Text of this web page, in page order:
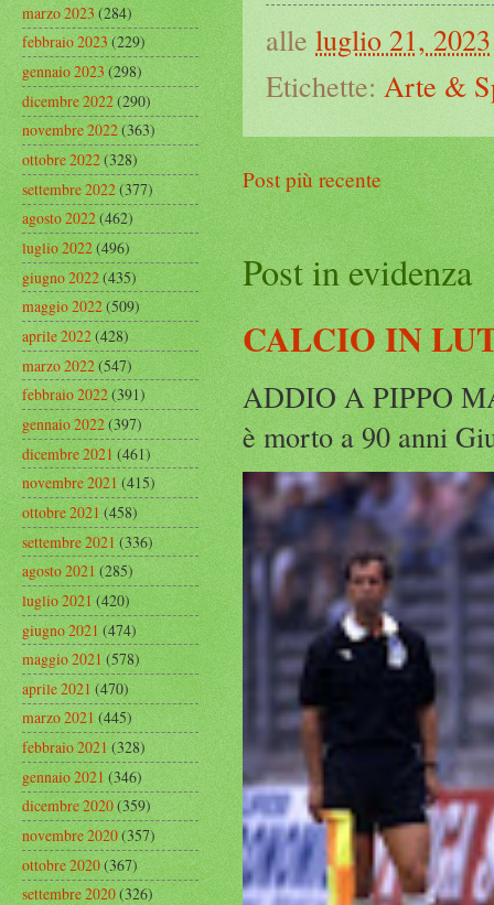
alle luglio 21, 2023
Etichette: Arte &
Post più recente
Post in evidenza
CALCIO IN
ADDIO A PIPPO
è morto a 90 anni
marzo 2023(284)
febbraio 2023(229)
gennaio 2023(298)
dicembre 2022(290)
novembre 2022(363)
ottobre 2022(328)
settembre 2022(377)
agosto 2022(462)
luglio 2022(496)
giugno 2022(435)
maggio 2022(509)
aprile 2022(428)
marzo 2022(547)
febbraio 2022(391)
gennaio 2022(397)
dicembre 2021(461)
novembre 2021(415)
ottobre 2021(458)
settembre 2021(336)
agosto 2021(285)
luglio 2021(420)
giugno 2021(474)
maggio 2021(578)
aprile 2021(470)
marzo 2021(445)
febbraio 2021(328)
gennaio 2021(346)
dicembre 2020(359)
novembre 2020(357)
ottobre 2020(367)
settembre 2020(326)